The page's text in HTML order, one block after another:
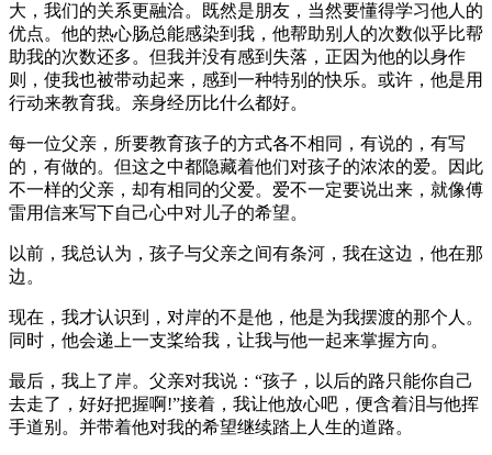
大，我们的关系更融洽。既然是朋友，当然要懂得学习他人的
优点。他的热心肠总能感染到我，他帮助别人的次数似乎比帮
助我的次数还多。但我并没有感到失落，正因为他的以身作
则，使我也被带动起来，感到一种特别的快乐。或许，他是用
行动来教育我。亲身经历比什么都好。
每一位父亲，所要教育孩子的方式各不相同，有说的，有写
的，有做的。但这之中都隐藏着他们对孩子的浓浓的爱。因此
不一样的父亲，却有相同的父爱。爱不一定要说出来，就像傅
雷用信来写下自己心中对儿子的希望。
以前，我总认为，孩子与父亲之间有条河，我在这边，他在那
边。
现在，我才认识到，对岸的不是他，他是为我摆渡的那个人。
同时，他会递上一支桨给我，让我与他一起来掌握方向。
最后，我上了岸。父亲对我说：“孩子，以后的路只能你自己
去走了，好好把握啊!”接着，我让他放心吧，便含着泪与他挥
手道别。并带着他对我的希望继续踏上人生的道路。